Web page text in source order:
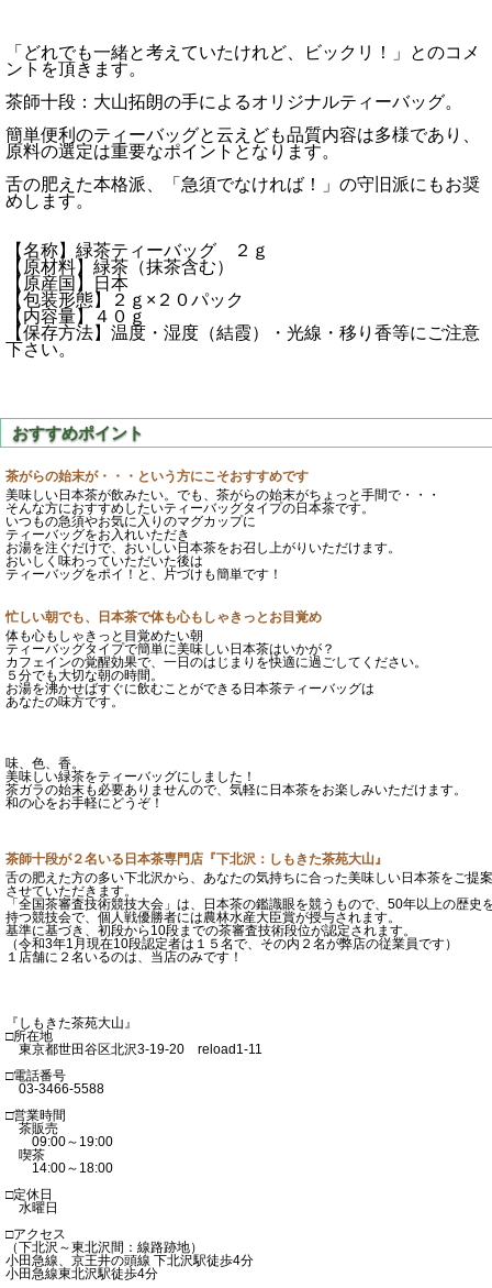
「どれでも一緒と考えていたけれど、ビックリ！」とのコメ
ントを頂きます。
茶師十段：大山拓朗の手によるオリジナルティーバッグ。
簡単便利のティーバッグと云えども品質内容は多様であり、
原料の選定は重要なポイントとなります。
舌の肥えた本格派、「急須でなければ！」の守旧派にもお奨
めします。
【名称】緑茶ティーバッグ ２ｇ
【原材料】緑茶（抹茶含む）
【原産国】日本
【包装形態】２ｇ×２０パック
【内容量】４０ｇ
【保存方法】温度・湿度（結霞）・光線・移り香等にご注意
下さい。
茶がらの始末が・・・という方にこそおすすめです
美味しい日本茶が飲みたい。でも、茶がらの始末がちょっと手間で・・・
そんな方におすすめしたいティーバッグタイプの日本茶です。
いつもの急須やお気に入りのマグカップに
ティーバッグをお入れいただき
お湯を注ぐだけで、おいしい日本茶をお召し上がりいただけます。
おいしく味わっていただいた後は
ティーバッグをポイ！と、片づけも簡単です！
忙しい朝でも、日本茶で体も心もしゃきっとお目覚め
体も心もしゃきっと目覚めたい朝
ティーバッグタイプで簡単に美味しい日本茶はいかが？
カフェインの覚醒効果で、一日のはじまりを快適に過ごしてください。
５分でも大切な朝の時間。
お湯を沸かせばすぐに飲むことができる日本茶ティーバッグは
あなたの味方です。
味、色、香。
美味しい緑茶をティーバッグにしました！
茶ガラの始末も必要ありませんので、気軽に日本茶をお楽しみいただけます。
和の心をお手軽にどうぞ！
茶師十段が２名いる日本茶専門店『下北沢：しもきた茶苑大山』
舌の肥えた方の多い下北沢から、あなたの気持ちに合った美味しい日本茶をご提案
させていただきます。
「全国茶審査技術競技大会」は、日本茶の鑑識眼を競うもので、50年以上の歴史
持つ競技会で、個人戦優勝者には農林水産大臣賞が授与されます。
基準に基づき、初段から10段までの茶審査技術段位が認定されます。
（令和3年1月現在10段認定者は１５名で、その内２名が弊店の従業員です）
１店舗に２名いるのは、当店のみです！
『しもきた茶苑大山』
□所在地
東京都世田谷区北沢3-19-20 reload1-11
□電話番号
03-3466-5588
□営業時間
茶販売
09:00～19:00
喫茶
14:00～18:00
□定休日
水曜日
□アクセス
（下北沢～東北沢間：線路跡地）
小田急線、京王井の頭線 下北沢駅徒歩4分
小田急線東北沢駅徒歩4分